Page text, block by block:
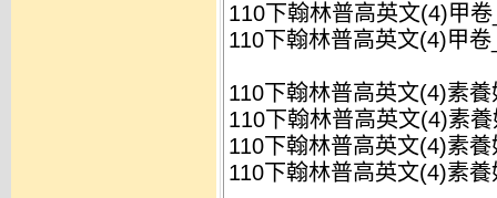
110下翰林普高英文(4)甲
110下翰林普高英文(4)甲
110下翰林普高英文(4)素
110下翰林普高英文(4)素
110下翰林普高英文(4)素
110下翰林普高英文(4)素